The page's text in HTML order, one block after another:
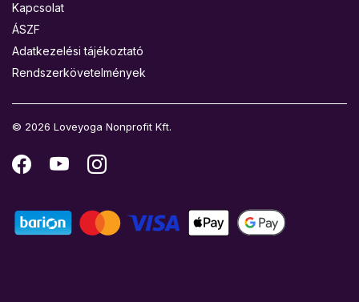
Kapcsolat
ÁSZF
Adatkezelési tájékoztató
Rendszerkövetelmények
© 2026 Loveyoga Nonprofit Kft.